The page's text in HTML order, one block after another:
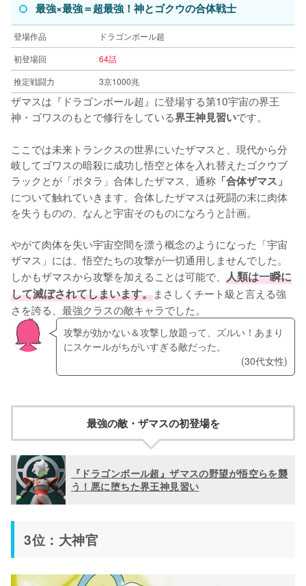
最強×最強＝超最強！神とゴクウの合体戦士
登場作品
ドラゴンボール超
初登場回
64話
推定戦闘力
3京1000兆
ザマスは『ドラゴンボール超』に登場する第10宇宙の界王
神・ゴワスのもとで修行をしている界王神見習いです。
ここでは未来トランクスの世界にいたザマスと、現代から分
岐してゴワスの暗殺に成功し悟空と体を入れ替えたゴクウブ
ラックとが「ポタラ」合体したザマス、通称 「合体ザマス」
について触れていきます。合体したザマスは死闘の末に肉体
を失うものの、なんと宇宙そのものになろうと計画。
やがて肉体を失い宇宙空間を漂う概念のようになった「宇宙
ザマス」には、悟空たちの攻撃が一切通用しませんでした。
しかもザマスから攻撃を加えることは可能で、 人類は一瞬に
して滅ぼされてしまいます。まさしくチート級と言える強
さを誇る、最強クラスの敵キャラでした。
攻撃が効かない＆攻撃し放題って、ズルい！あまり
にスケールがちがいすぎる敵だった。
(30代女性)
最強の敵・ザマスの初登場を
『ドラゴンボール超』ザマスの野望が悟空らを襲
う！悪に堕ちた界王神見習い
3位：大神官